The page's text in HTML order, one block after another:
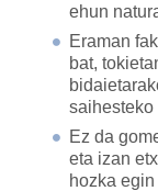
ehun
Eraman
bat,
saihesteko
Ez da
eta izan
hozka